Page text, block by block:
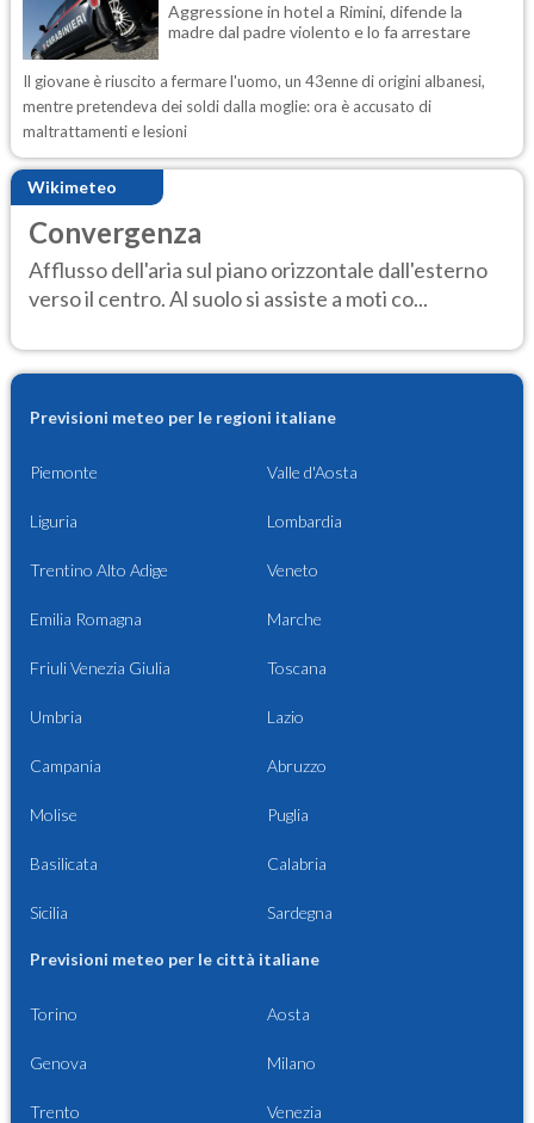
Aggressione in hotel a Rimini, difende la
madre dal padre violento e lo fa arrestare
Il giovane è riuscito a fermare l'uomo, un 43enne di origini albanesi,
mentre pretendeva dei soldi dalla moglie: ora è accusato di
maltrattamenti e lesioni
Wikimeteo
Convergenza
Afflusso dell'aria sul piano orizzontale dall'esterno
verso il centro. Al suolo si assiste a moti co...
Previsioni meteo per le regioni italiane
Piemonte Valle d'Aosta
Liguria Lombardia
Trentino Alto Adige Veneto
Emilia Romagna Marche
Friuli Venezia Giulia Toscana
Umbria Lazio
Campania Abruzzo
Molise Puglia
Basilicata Calabria
Sicilia Sardegna
Previsioni meteo per le città italiane
Torino Aosta
Genova Milano
Trento Venezia